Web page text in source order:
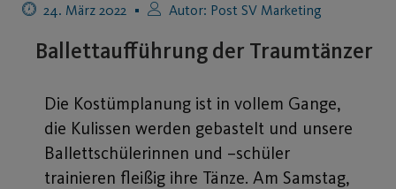
24. März 2022 Autor: Post SV Marketing
Ballettaufführung der Traumtänzer
Die Kostümplanung ist in vollem Gange,
die Kulissen werden gebastelt und unsere
Ballettschülerinnen und –schüler
trainieren fleißig ihre Tänze. Am Samstag,